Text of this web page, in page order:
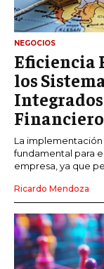
NEGOCIOS
Eficiencia
los
Financiero
La
fundamental para
empresa, ya que
Ricardo Mendoza